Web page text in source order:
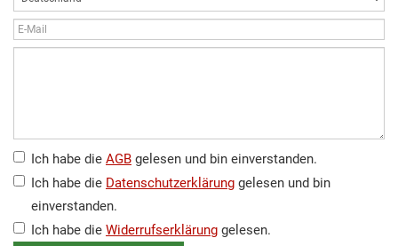
Ich habe die AGB gelesen und bin einverstanden.
Ich habe die Datenschutzerklärung gelesen und bin
einverstanden.
Ich habe die Widerrufserklärung gelesen.